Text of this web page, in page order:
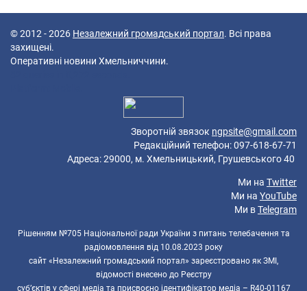
© 2012 - 2026 Незалежний громадський портал. Всі права
захищені.
Оперативні новини Хмельниччини.
Зворотній звязок ngpsite@gmail.com
Редакційний телефон: 097-618-67-71
Адреса: 29000, м. Хмельницький, Грушевського 40
Ми на Twitter
Ми на YouTube
Ми вTelegram
Рішенням №705 Національної ради України з питань телебачення та
радіомовлення від 10.08.2023 року
сайт «Незалежний громадський портал» зареєстровано як ЗМІ,
відомості внесено до Реєстру
суб’єктів у сфері медіа та присвоєно ідентифікатор медіа – R40-01167